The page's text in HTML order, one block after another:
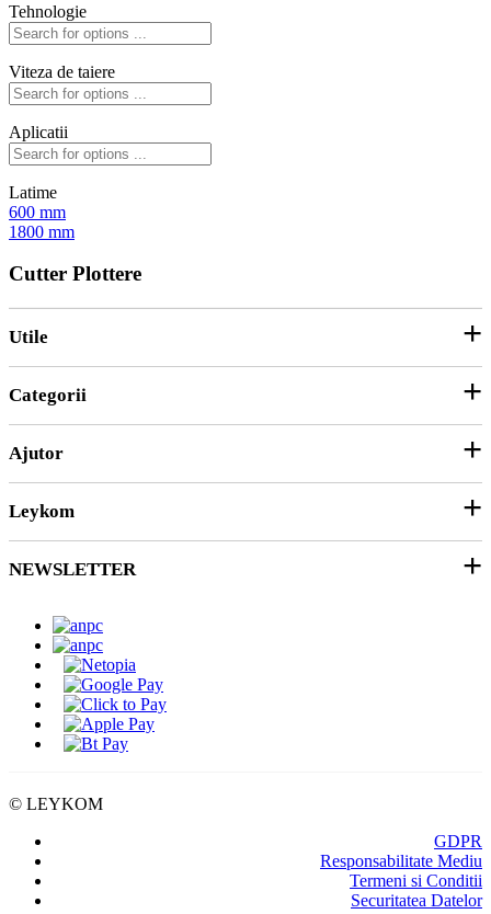
Tehnologie
Viteza de taiere
Aplicatii
Latime
600 mm
1800 mm
Cutter Plottere
Utile
Parteneri
Categorii
Echipamente și Consumabile
Ambalare
Ajutor
Contact
Leykom
Despre noi
Modalitati de Livrare
NEWSLETTER
© LEYKOM
GDPR
Responsabilitate Mediu
Termeni si Conditii
Securitatea Datelor